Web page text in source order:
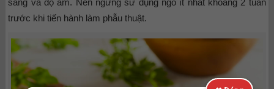
sáng và độ ẩm. Nên ngừng sử dụng ngò ít nhất khoảng 2 tuần
trước khi tiến hành làm phẫu thuật.